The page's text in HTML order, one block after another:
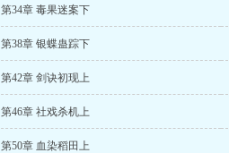
第34章 毒果迷案下
第38章 银蝶蛊踪下
第42章 剑诀初现上
第46章 社戏杀机上
第50章 血染稻田上